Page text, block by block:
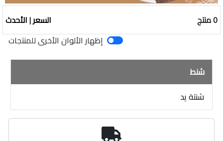
0 منتج السعر|الأحدث
إظهار الألوان الأخرى للمنتجات
شنط
شنتة يد